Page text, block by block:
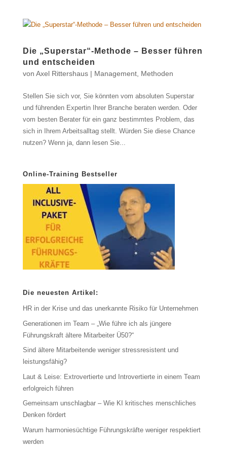
Die „Superstar“-Methode – Besser führen
und entscheiden
von Axel Rittershaus| Management, Methoden
Stellen Sie sich vor, Sie könnten vom absoluten Superstar
und führenden Expertin Ihrer Branche beraten werden. Oder
vom besten Berater für ein ganz bestimmtes Problem, das
sich in Ihrem Arbeitsalltag stellt. Würden Sie diese Chance
nutzen? Wenn ja, dann lesen Sie...
Online-Training Bestseller
Die neuesten Artikel:
HR in der Krise und das unerkannte Risiko für Unternehmen
Generationen im Team – „Wie führe ich als jüngere
Führungskraft ältere Mitarbeiter Ü50?“
Sind ältere Mitarbeitende weniger stressresistent und
leistungsfähig?
Laut & Leise: Extrovertierte und Introvertierte in einem Team
erfolgreich führen
Gemeinsam unschlagbar – Wie KI kritisches menschliches
Denken fördert
Warum harmoniesüchtige Führungskräfte weniger respektiert
werden